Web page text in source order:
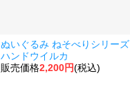
ぬいぐるみ ねそべりシリーズ
ハンドウイルカ
販売価格2,200円(税込)